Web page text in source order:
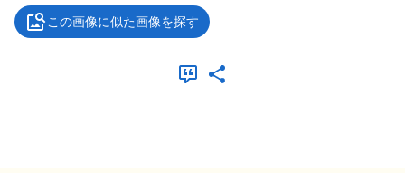
この画像に似た画像を探す